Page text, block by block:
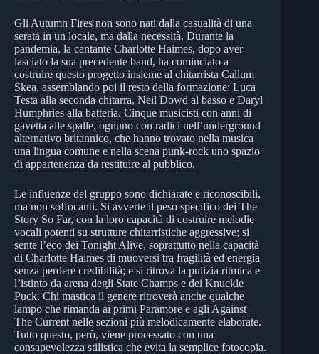
Gli Autumn Fires non sono nati dalla casualità di una
serata in un locale, ma dalla necessità. Durante la
pandemia, la cantante Charlotte Haimes, dopo aver
lasciato la sua precedente band, ha cominciato a
costruire questo progetto insieme al chitarrista Callum
Skea, assemblando poi il resto della formazione: Luca
Testa alla seconda chitarra, Neil Dowd al basso e Daryl
Humphries alla batteria. Cinque musicisti con anni di
gavetta alle spalle, ognuno con radici nell’underground
alternativo britannico, che hanno trovato nella musica
una lingua comune e nella scena punk-rock uno spazio
di appartenenza da restituire al pubblico.
Le influenze del gruppo sono dichiarate e riconoscibili,
ma non soffocanti. Si avverte il peso specifico dei The
Story So Far, con la loro capacità di costruire melodie
vocali potenti su strutture chitarristiche aggressive; si
sente l’eco dei Tonight Alive, soprattutto nella capacità
di Charlotte Haimes di muoversi tra fragilità ed energia
senza perdere credibilità; e si ritrova la pulizia ritmica e
l’istinto da arena degli State Champs e dei Knuckle
Puck. Chi mastica il genere ritroverà anche qualche
lampo che rimanda ai primi Paramore e agli Against
The Current nelle sezioni più melodicamente elaborate.
Tutto questo, però, viene processato con una
consapevolezza stilistica che evita la semplice fotocopia.